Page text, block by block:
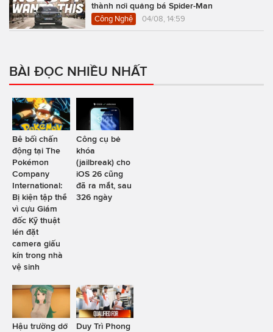
thành nơi quảng bá Spider-Man
Công Nghệ 04/08, 14:59
BÀI ĐỌC NHIỀU NHẤT
Bê bối chấn
động tại The
Pokémon
Company
International:
Bị kiện tập thể
vì cựu Giám
đốc Kỹ thuật
lén đặt
camera giấu
kín trong nhà
vệ sinh
Công cụ bẻ
khóa
(jailbreak) cho
iOS 26 cũng
đã ra mắt, sau
326 ngày
Hậu trường dở
Duy Trì Phong